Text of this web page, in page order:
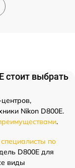
стоит выбрать
Nikon D800E.
.
специалисты по
D800E для
виды